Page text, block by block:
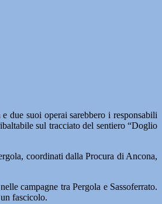
suoi operai sarebbero i responsabili
sul tracciato del sentiero “Doglio
coordinati dalla Procura di Ancona,
campagne tra Pergola e Sassoferrato.
fascicolo.